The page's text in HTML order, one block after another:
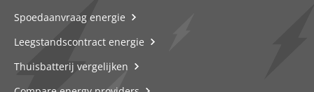
Spoedaanvraag energie
Leegstandscontract energie
Thuisbatterij vergelijken